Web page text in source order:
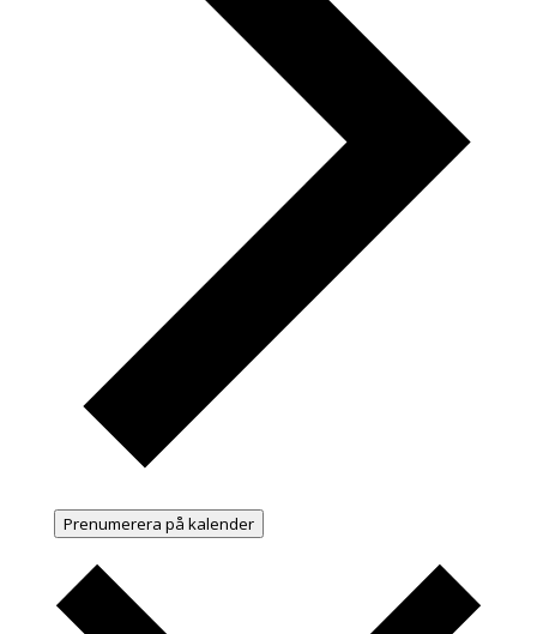
Prenumerera på kalender